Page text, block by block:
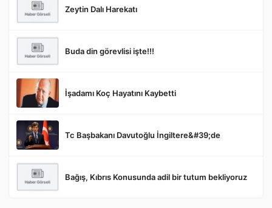
Gönder
Zeytin Dalı Harekatı
Buda din görevlisi işte!!!
İşadamı Koç Hayatını Kaybetti
Tc Başbakanı Davutoğlu İngiltere&#39;de
Bağış, Kıbrıs Konusunda adil bir tutum bekliyoruz